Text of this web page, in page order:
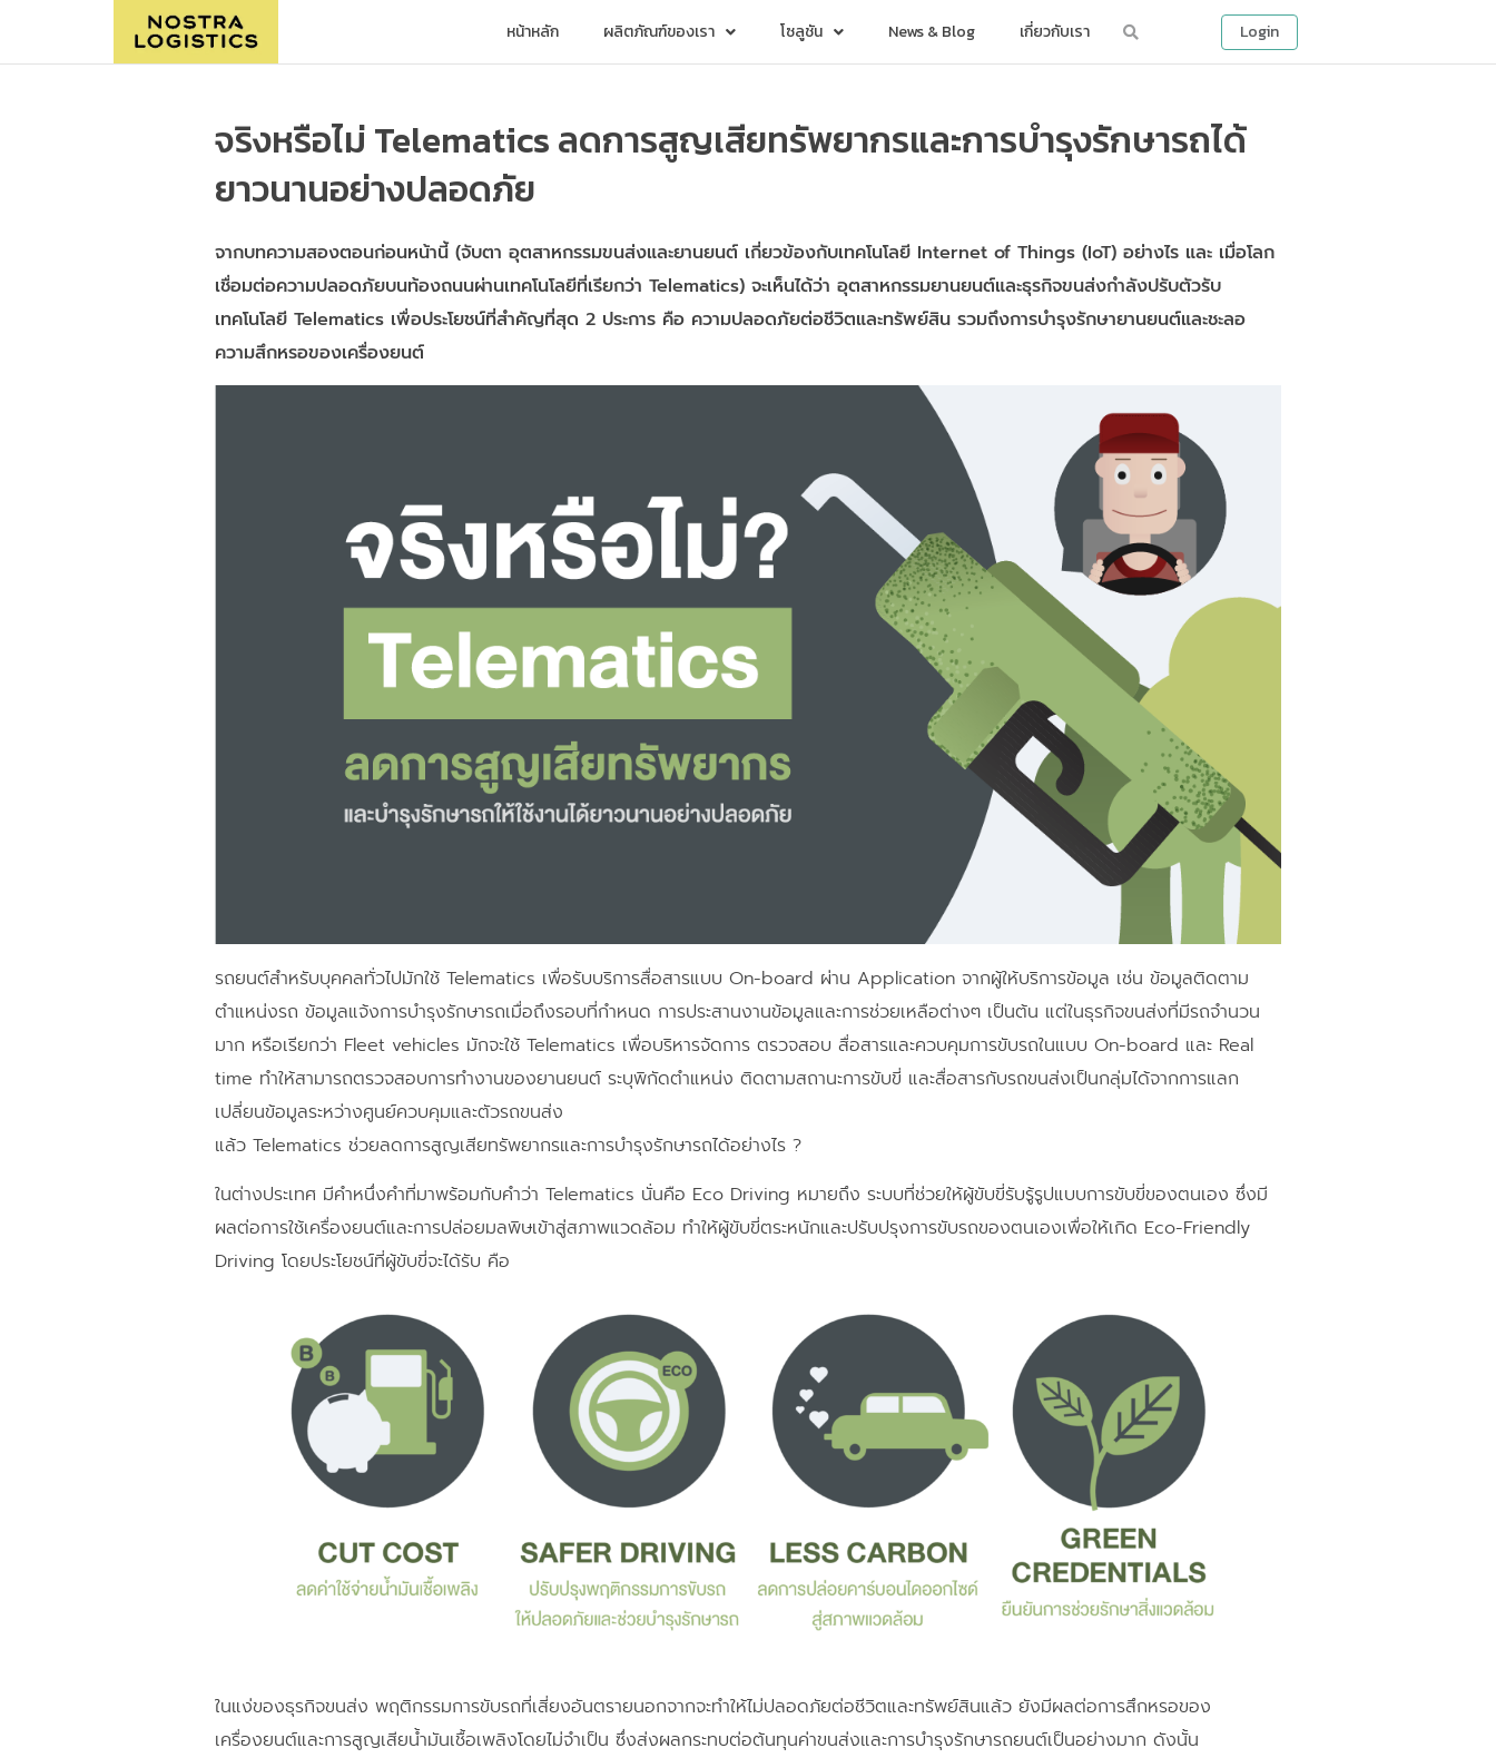
หน้าหลัก ผลิตภัณฑ์ของเรา โซลูชัน News & Blog เกี่ยวกับเรา Login
จริงหรือไม่ Telematics ลดการสูญเสียทรัพยากรและการบำรุงรักษารถได้
ยาวนานอย่างปลอดภัย
จากบทความสองตอนก่อนหน้านี้ (จับตา อุตสาหกรรมขนส่งและยานยนต์ เกี่ยวข้องกับเทคโนโลยี Internet of Things (IoT) อย่างไร และ เมื่อโลก
เชื่อมต่อความปลอดภัยบนท้องถนนผ่านเทคโนโลยีที่เรียกว่า Telematics) จะเห็นได้ว่า อุตสาหกรรมยานยนต์และธุรกิจขนส่งกำลังปรับตัวรับ
เทคโนโลยี Telematics เพื่อประโยชน์ที่สำคัญที่สุด 2 ประการ คือ ความปลอดภัยต่อชีวิตและทรัพย์สิน รวมถึงการบำรุงรักษายานยนต์และชะลอ
ความสึกหรอของเครื่องยนต์
รถยนต์สำหรับบุคคลทั่วไปมักใช้ Telematics เพื่อรับบริการสื่อสารแบบ On-board ผ่าน Application จากผู้ให้บริการข้อมูล เช่น ข้อมูลติดตาม
ตำแหน่งรถ ข้อมูลแจ้งการบำรุงรักษารถเมื่อถึงรอบที่กำหนด การประสานงานข้อมูลและการช่วยเหลือต่างๆ เป็นต้น แต่ในธุรกิจขนส่งที่มีรถจำนวน
มาก หรือเรียกว่า Fleet vehicles มักจะใช้ Telematics เพื่อบริหารจัดการ ตรวจสอบ สื่อสารและควบคุมการขับรถในแบบ On-board และ Real
time ทำให้สามารถตรวจสอบการทำงานของยานยนต์ ระบุพิกัดตำแหน่ง ติดตามสถานะการขับขี่ และสื่อสารกับรถขนส่งเป็นกลุ่มได้จากการแลก
เปลี่ยนข้อมูลระหว่างศูนย์ควบคุมและตัวรถขนส่ง
แล้ว Telematics ช่วยลดการสูญเสียทรัพยากรและการบำรุงรักษารถได้อย่างไร ?
ในต่างประเทศ มีคำหนึ่งคำที่มาพร้อมกับคำว่า Telematics นั่นคือ Eco Driving หมายถึง ระบบที่ช่วยให้ผู้ขับขี่รับรู้รูปแบบการขับขี่ของตนเอง ซึ่งมี
ผลต่อการใช้เครื่องยนต์และการปล่อยมลพิษเข้าสู่สภาพแวดล้อม ทำให้ผู้ขับขี่ตระหนักและปรับปรุงการขับรถของตนเองเพื่อให้เกิด Eco-Friendly
Driving โดยประโยชน์ที่ผู้ขับขี่จะได้รับ คือ
ในแง่ของธุรกิจขนส่ง พฤติกรรมการขับรถที่เสี่ยงอันตรายนอกจากจะทำให้ไม่ปลอดภัยต่อชีวิตและทรัพย์สินแล้ว ยังมีผลต่อการสึกหรอของ
เครื่องยนต์และการสูญเสียน้ำมันเชื้อเพลิงโดยไม่จำเป็น ซึ่งส่งผลกระทบต่อต้นทุนค่าขนส่งและการบำรุงรักษารถยนต์เป็นอย่างมาก ดังนั้น